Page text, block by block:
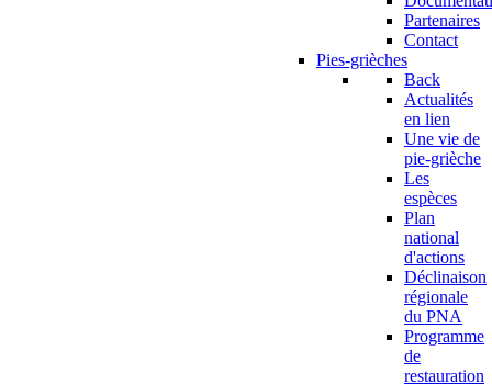
Partenaires
Contact
Pies-grièches
Back
Actualités
en lien
Une vie de
pie-grièche
Les
espèces
Plan
national
d'actions
Déclinaison
régionale
du PNA
Programme
de
restauration